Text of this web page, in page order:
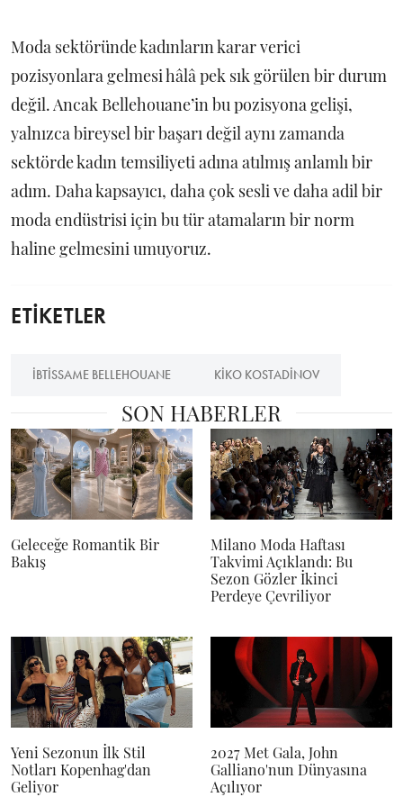
Moda sektöründe kadınların karar verici
pozisyonlara gelmesi hâlâ pek sık görülen bir durum
değil. Ancak Bellehouane’in bu pozisyona gelişi,
yalnızca bireysel bir başarı değil aynı zamanda
sektörde kadın temsiliyeti adına atılmış anlamlı bir
adım. Daha kapsayıcı, daha çok sesli ve daha adil bir
moda endüstrisi için bu tür atamaların bir norm
haline gelmesini umuyoruz.
ETİKETLER
İBTISSAME BELLEHOUANE KIKO KOSTADINOV
SON HABERLER
Geleceğe Romantik Bir
Bakış
Milano Moda Haftası
Takvimi Açıklandı: Bu
Sezon Gözler İkinci
Perdeye Çevriliyor
Yeni Sezonun İlk Stil
Notları Kopenhag'dan
Geliyor
2027 Met Gala, John
Galliano'nun Dünyasına
Açılıyor